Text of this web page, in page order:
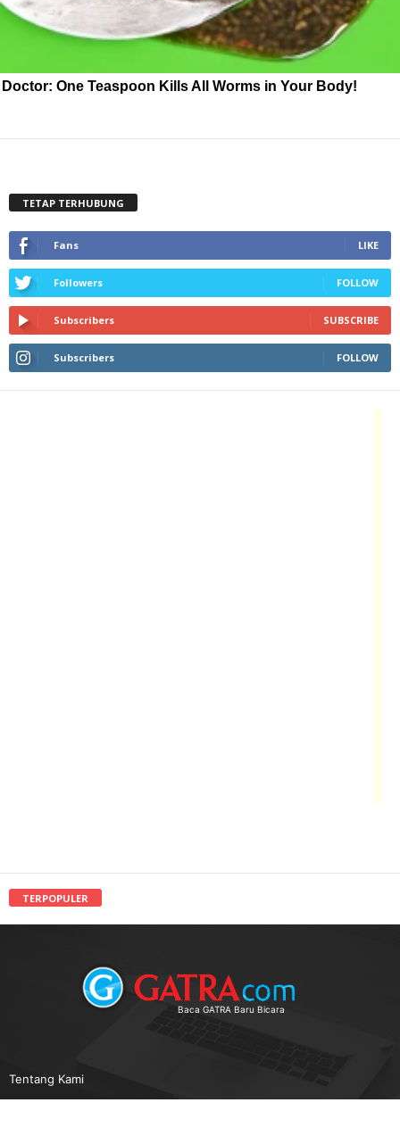
Doctor: One Teaspoon Kills All Worms in Your Body!
TETAP TERHUBUNG
Fans LIKE
Followers FOLLOW
Subscribers SUBSCRIBE
Subscribers FOLLOW
TERPOPULER
Baca GATRA Baru Bicara
Tentang Kami